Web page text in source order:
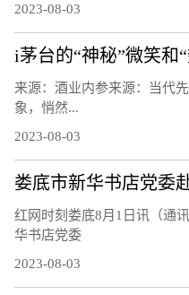
2023-08-03
i茅台的“神秘”微笑和
来源：酒业内参来源：当代
象，悄然...
2023-08-03
红网时刻娄底8月1日讯（通
华书店党委
2023-08-03